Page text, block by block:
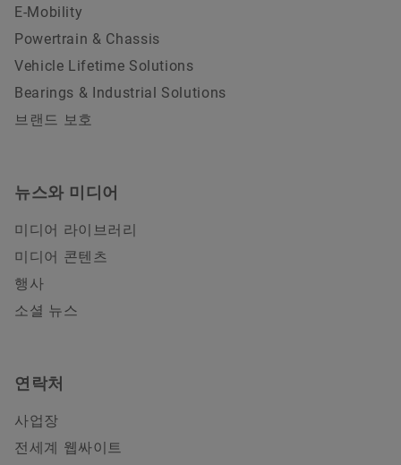
E-Mobility
Powertrain & Chassis
Vehicle Lifetime Solutions
Bearings & Industrial Solutions
브랜드 보호
뉴스와 미디어
미디어 라이브러리
미디어 콘텐츠
행사
소셜 뉴스
연락처
사업장
전세계 웹싸이트